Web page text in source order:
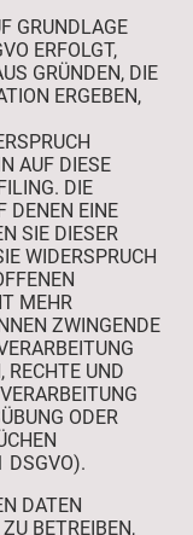
GRUNDLAGE
ERFOLGT,
GRÜNDEN, DIE
ERGEBEN,
AUF DIESE
DIE
DENEN EINE
SIE DIESER
WIDERSPRUCH
MEHR
ZWINGENDE
RECHTE UND
ODER
DSGVO).
DATEN
BETREIBEN,